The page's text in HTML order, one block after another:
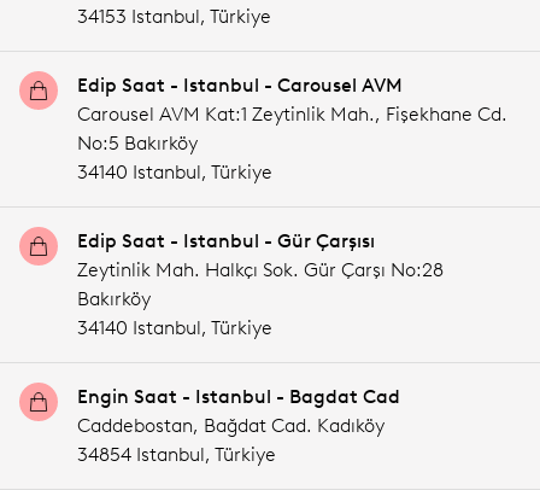
34153 Istanbul, Türkiye
Edip Saat - Istanbul - Carousel AVM
Carousel AVM Kat:1 Zeytinlik Mah., Fişekhane Cd.
No:5 Bakırköy
34140 Istanbul, Türkiye
Edip Saat - Istanbul - Gür Çarşısı
Zeytinlik Mah. Halkçı Sok. Gür Çarşı No:28
Bakırköy
34140 Istanbul, Türkiye
Engin Saat - Istanbul - Bagdat Cad
Caddebostan, Bağdat Cad. Kadıköy
34854 Istanbul, Türkiye